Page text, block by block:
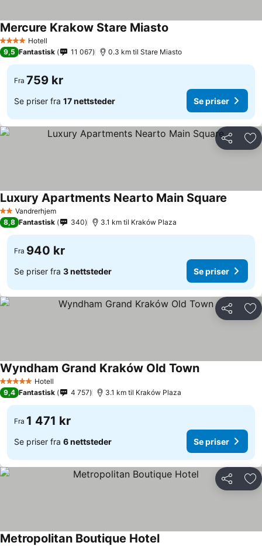
4 StjernerHotell
Mercure Krakow Stare Miasto
9,5 Fantastisk 11 067 0.3 km til Stare Miasto
Fra 759 kr
Se priser fra 17 nettsteder Se priser
Del
2 StjernerVandrerhjem
Luxury Apartments Nearto Main Square
8,8 Fantastisk 340 3.1 km til Kraków Plaza
Fra 940 kr
Se priser fra 3 nettsteder Se priser
Del
5 Stjerner Hotell
Wyndham Grand Kraków Old Town
9,4 Fantastisk 4 757 3.1 km til Kraków Plaza
Fra 1 471 kr
Se priser fra 6 nettsteder Se priser
Del
Metropolitan Boutique Hotel